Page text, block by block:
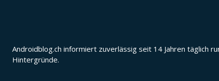
Androidblog.ch informiert zuverlässig seit 14 Jahren täglich
Hintergründe.